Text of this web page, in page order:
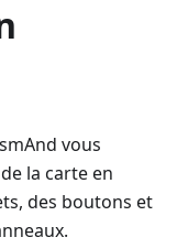
vous
la carte en
des boutons et